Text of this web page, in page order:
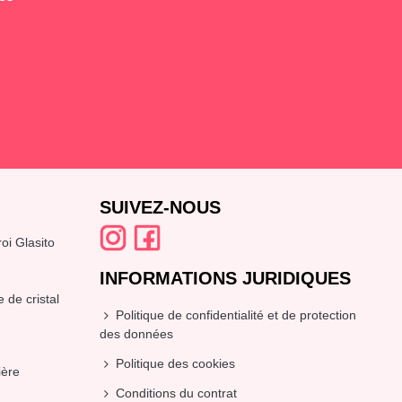
Glasito
de cristal
SUIVEZ-NOUS
INFORMATIONS JURIDIQUES
Politique de confidentialité et de protection
des données
Politique des cookies
Conditions du contrat